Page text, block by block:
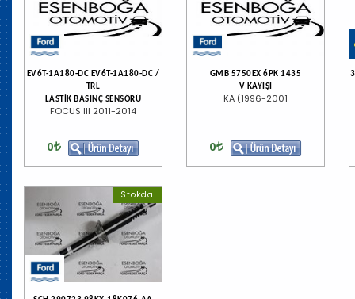
EV6T-1A180-DC EV6T-1A180-DC /
TRL
LASTİK BASINÇ SENSÖRÜ
FOCUS III 2011-2014
0
GMB 5750EX 6PK 1435
V KAYIŞI
KA (1996-2001
0
Stokda